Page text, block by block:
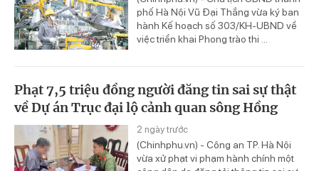
phố Hà Nội Vũ Đại Thắng vừa ký ban
hành Kế hoạch số 303/KH-UBND về
việc triển khai Phong trào thi ...
Phạt 7,5 triệu đồng người đăng tin sai sự thật
về Dự án Trục đại lộ cảnh quan sông Hồng
2 ngày trước
(Chinhphu.vn) - Công an TP. Hà Nội
vừa xử phạt vi phạm hành chính một